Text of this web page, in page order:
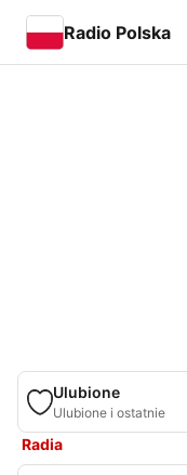
Radio Polska
Ulubione
Ulubione i ostatnie
Radia